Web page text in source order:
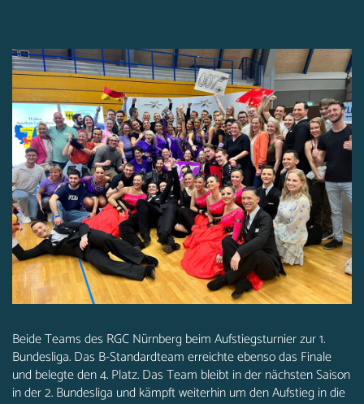
Beide Teams des RGC Nürnberg beim Aufstiegsturnier zur 1.
Bundesliga. Das B-Standardteam erreichte ebenso das Finale
und belegte den 4. Platz. Das Team bleibt in der nächsten Saison
in der 2. Bundesliga und kämpft weiterhin um den Aufstieg in die